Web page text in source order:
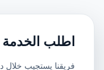
اطلب الخدمة
فريقنا يستجيب خلال